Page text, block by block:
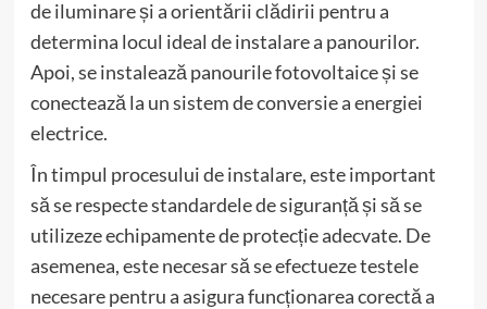
de iluminare și a orientării clădirii pentru a
determina locul ideal de instalare a panourilor.
Apoi, se instalează panourile fotovoltaice și se
conectează la un sistem de conversie a energiei
electrice.
În timpul procesului de instalare, este important
să se respecte standardele de siguranță și să se
utilizeze echipamente de protecție adecvate. De
asemenea, este necesar să se efectueze testele
necesare pentru a asigura funcționarea corectă a